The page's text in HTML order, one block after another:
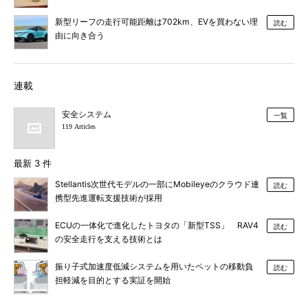
新型リーフの走行可能距離は702km、EVを買わない理
由に向き合う
読む
連載
安全システム
119 Articles
一覧
最新 3 件
Stellantis次世代モデルの一部にMobileyeのクラウド連
携型先進運転支援技術が採用
読む
ECUの一体化で進化したトヨタの「新型TSS」 RAV4
の安全走行を支える技術とは
読む
振り子式加速度低減システムを用いたペットの移動負
担軽減を目的とする実証を開始
読む